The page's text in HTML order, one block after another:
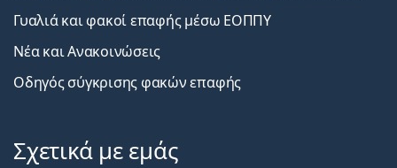
Γυαλιά και φακοί επαφής μέσω ΕΟΠΠΥ
Νέα και Ανακοινώσεις
Οδηγός σύγκρισης φακών επαφής
Σχετικά με εμάς